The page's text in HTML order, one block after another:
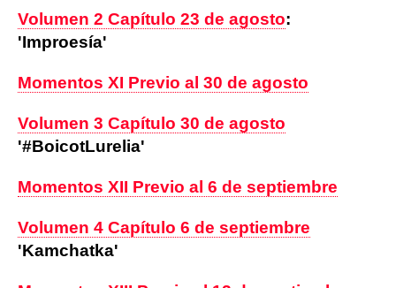
Volumen 2 Capítulo 23 de agosto:
'Improesía'
Momentos XI Previo al 30 de agosto
Volumen 3 Capítulo 30 de agosto
'#BoicotLurelia'
Momentos XII Previo al 6 de septiembre
Volumen 4 Capítulo 6 de septiembre
'Kamchatka'